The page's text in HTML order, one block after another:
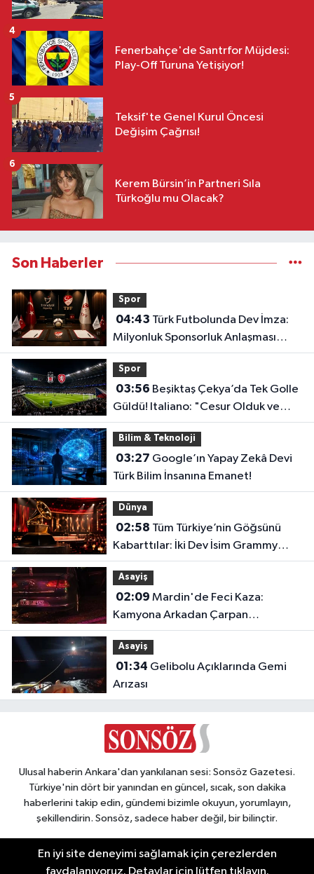
Fenerbahçe'de Santrfor Müjdesi:
Play-Off Turuna Yetişiyor!
4
Teksif'te Genel Kurul Öncesi
Değişim Çağrısı!
5
Kerem Bürsin’in Partneri Sıla
Türkoğlu mu Olacak?
6
Son Haberler
Spor
04:43
Milyonluk Sponsorluk Anlaşması
Uzatıldı!
Spor
03:56
Güldü! Italiano: "Cesur Olduk ve
Karşılığını Aldık"
Bilim & Teknoloji
03:27
Türk Bilim İnsanına Emanet!
Dünya
02:58
Kabarttılar: İki Dev İsim Grammy
Jürisine Seçildi!
Asayiş
02:09
Kamyona Arkadan Çarpan
Otomobilde 1 Ölü, 2 Ağır Yaralı
Asayiş
01:34
Arızası
Ulusal haberin Ankara'dan yankılanan sesi: Sonsöz Gazetesi.
Türkiye'nin dört bir yanından en güncel, sıcak, son dakika
haberlerini takip edin, gündemi bizimle okuyun, yorumlayın,
şekillendirin. Sonsöz, sadece haber değil, bir bilinçtir.
En iyi site deneyimi sağlamak için çerezlerden
faydalanıyoruz. Detaylar için lütfen tıklayın.